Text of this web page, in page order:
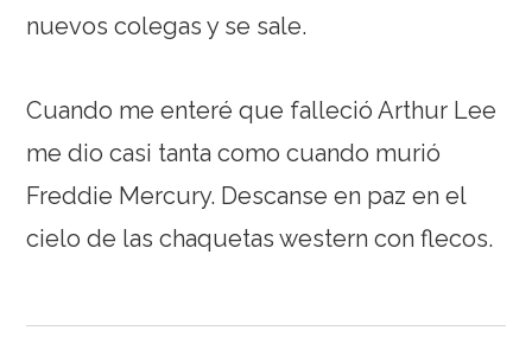
nuevos colegas y se sale.
Cuando me enteré que falleció Arthur Lee
me dio casi tanta como cuando murió
Freddie Mercury. Descanse en paz en el
cielo de las chaquetas western con flecos.